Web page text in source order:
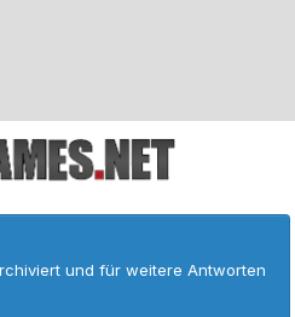
und für weitere Antworten